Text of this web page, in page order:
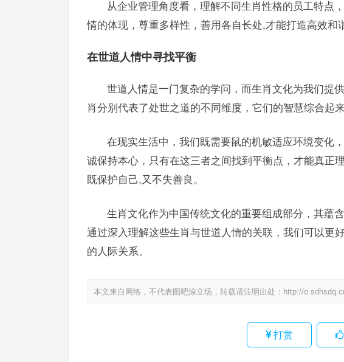
从企业管理角度看，理解不同生肖性格的员工特点
情的体现，尊重多样性，善用各自长处,才能打造高效和
在世道人情中寻找平衡
世道人情是一门复杂的学问，而生肖文化为我们提
肖分别代表了处世之道的不同维度，它们的智慧综合起
在现实生活中，我们既需要鼠的机敏适应环境变化
诚保持本心，只有在这三者之间找到平衡点，才能真正
既保护自己,又不失善良。
生肖文化作为中国传统文化的重要组成部分，其蕴
通过深入理解这些生肖与世道人情的关联，我们可以更
的人际关系。
本文来自网络，不代表图吧涂立场，转载请注明出处： http://
打赏